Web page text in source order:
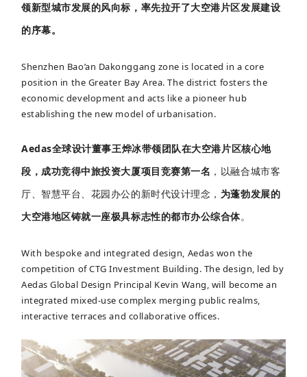
联系我们
领新型城市发展的风向标，率先拉开了大空港片区发展建设
的序幕。
Shenzhen Bao’an Dakonggang zone is located in a core
position in the Greater Bay Area. The district fosters the
economic development and acts like a pioneer hub
establishing the new model of urbanisation.
Aedas全球设计董事王烨冰带领团队在大空港片区核心地
段，成功竞得中旅投资大厦项目竞赛第一名 ，以融合城市客
厅、智慧平台、花园办公的新时代设计理念， 为蓬勃发展的
大空港地区铸就一座极具标志性的都市办公综合体。
With bespoke and integrated design, Aedas won the
competition of CTG Investment Building. The design, led by
Aedas Global Design Principal Kevin Wang, will become an
integrated mixed-use complex merging public realms,
interactive terraces and collaborative offices.